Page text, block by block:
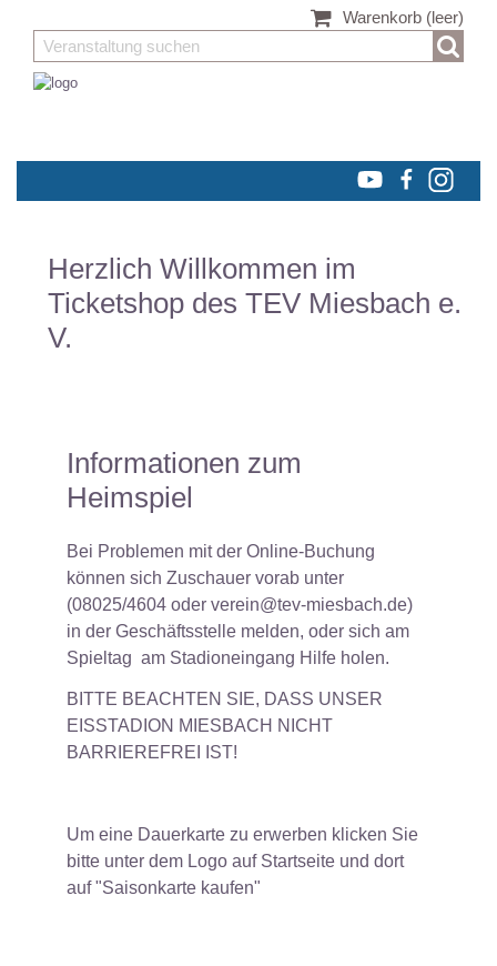
Warenkorb (leer)
Herzlich Willkommen im
Ticketshop des TEV Miesbach e.
V.
Informationen zum
Heimspiel
Bei Problemen mit der Online-Buchung
können sich Zuschauer vorab unter
(08025/4604 oder verein@tev-miesbach.de)
in der Geschäftsstelle melden, oder sich am
Spieltag am Stadioneingang Hilfe holen.
BITTE BEACHTEN SIE, DASS UNSER
EISSTADION MIESBACH NICHT
BARRIEREFREI IST!
Um eine Dauerkarte zu erwerben klicken Sie
bitte unter dem Logo auf Startseite und dort
auf "Saisonkarte kaufen"